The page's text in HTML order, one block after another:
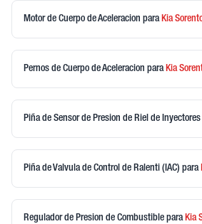
Motor de Cuerpo de Aceleracion para Kia
Pernos de Cuerpo de Aceleracion para Kia
Piña de Sensor de Presion de Riel de Inyectores
Piña de Valvula de Control de Ralenti (IAC) para
Regulador de Presion de Combustible para Kia